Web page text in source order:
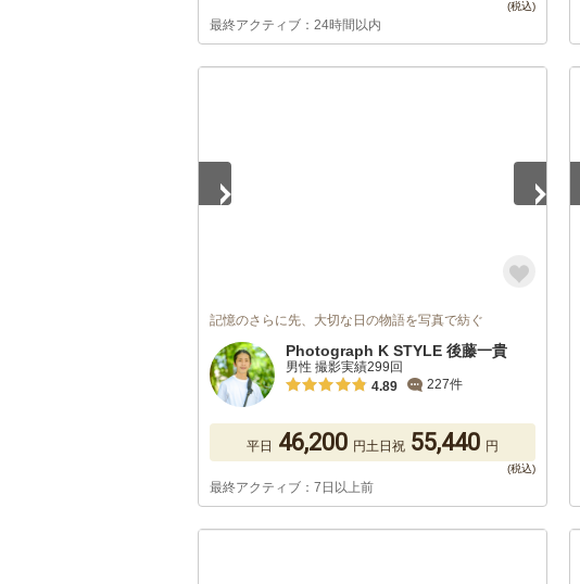
最終アクティブ：24時間以内
記憶のさらに先、大切な日の物語を写真で紡ぐ
Photograph K STYLE 後藤一貴
男性 撮影実績299回
4.89
227件
平日 46,200 円土日祝 55,440 円
最終アクティブ：7日以上前